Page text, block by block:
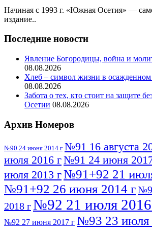
Начиная с 1993 г. «Южная Осетия» —
издание..
Последние новости
Явление Богородицы, война и
08.08.2026
Хлеб – символ жизни в
08.08.2026
Забота о тех, кто стоит на защите
Осетии 08.08.2026
Архив Номеров
№90 24 июня 2014 г №91 16 августа
июля 2016 г№91 24 июня
июля 2013 г№91+92 21
№91+92 26 июня 2014 г
2018 г№92 21 июля
№92 27 июня 2017 г №93 23 июля